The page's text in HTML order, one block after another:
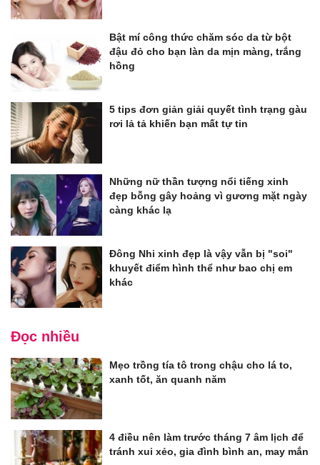
Bật mí công thức chăm sóc da từ bột
đậu đỏ cho bạn làn da mịn màng, trắng
hồng
5 tips đơn giản giải quyết tình trạng gàu
rơi lả tả khiến bạn mất tự tin
Những nữ thần tượng nổi tiếng xinh
đẹp bỗng gây hoảng vì gương mặt ngày
càng khác lạ
Đông Nhi xinh đẹp là vậy vẫn bị "soi"
khuyết điểm hình thể như bao chị em
khác
Đọc nhiều
Mẹo trồng tía tô trong chậu cho lá to,
xanh tốt, ăn quanh năm
4 điều nên làm trước tháng 7 âm lịch để
tránh xui xẻo, gia đình bình an, may mắn